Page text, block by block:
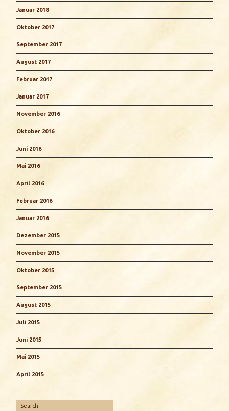
Januar 2018
Oktober 2017
September 2017
August 2017
Februar 2017
Januar 2017
November 2016
Oktober 2016
Juni 2016
Mai 2016
April 2016
Februar 2016
Januar 2016
Dezember 2015
November 2015
Oktober 2015
September 2015
August 2015
Juli 2015
Juni 2015
Mai 2015
April 2015